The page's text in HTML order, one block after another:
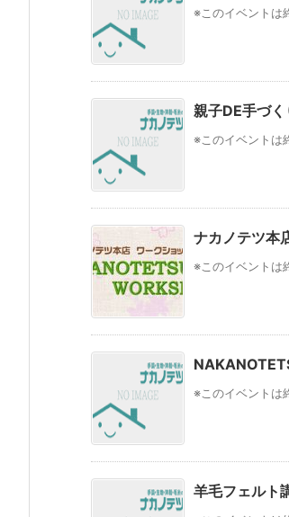
※このイベントは
親子DE手づ
※このイベントは
ナカノテツ本
※このイベントは
※このイベントは
羊毛フェルト